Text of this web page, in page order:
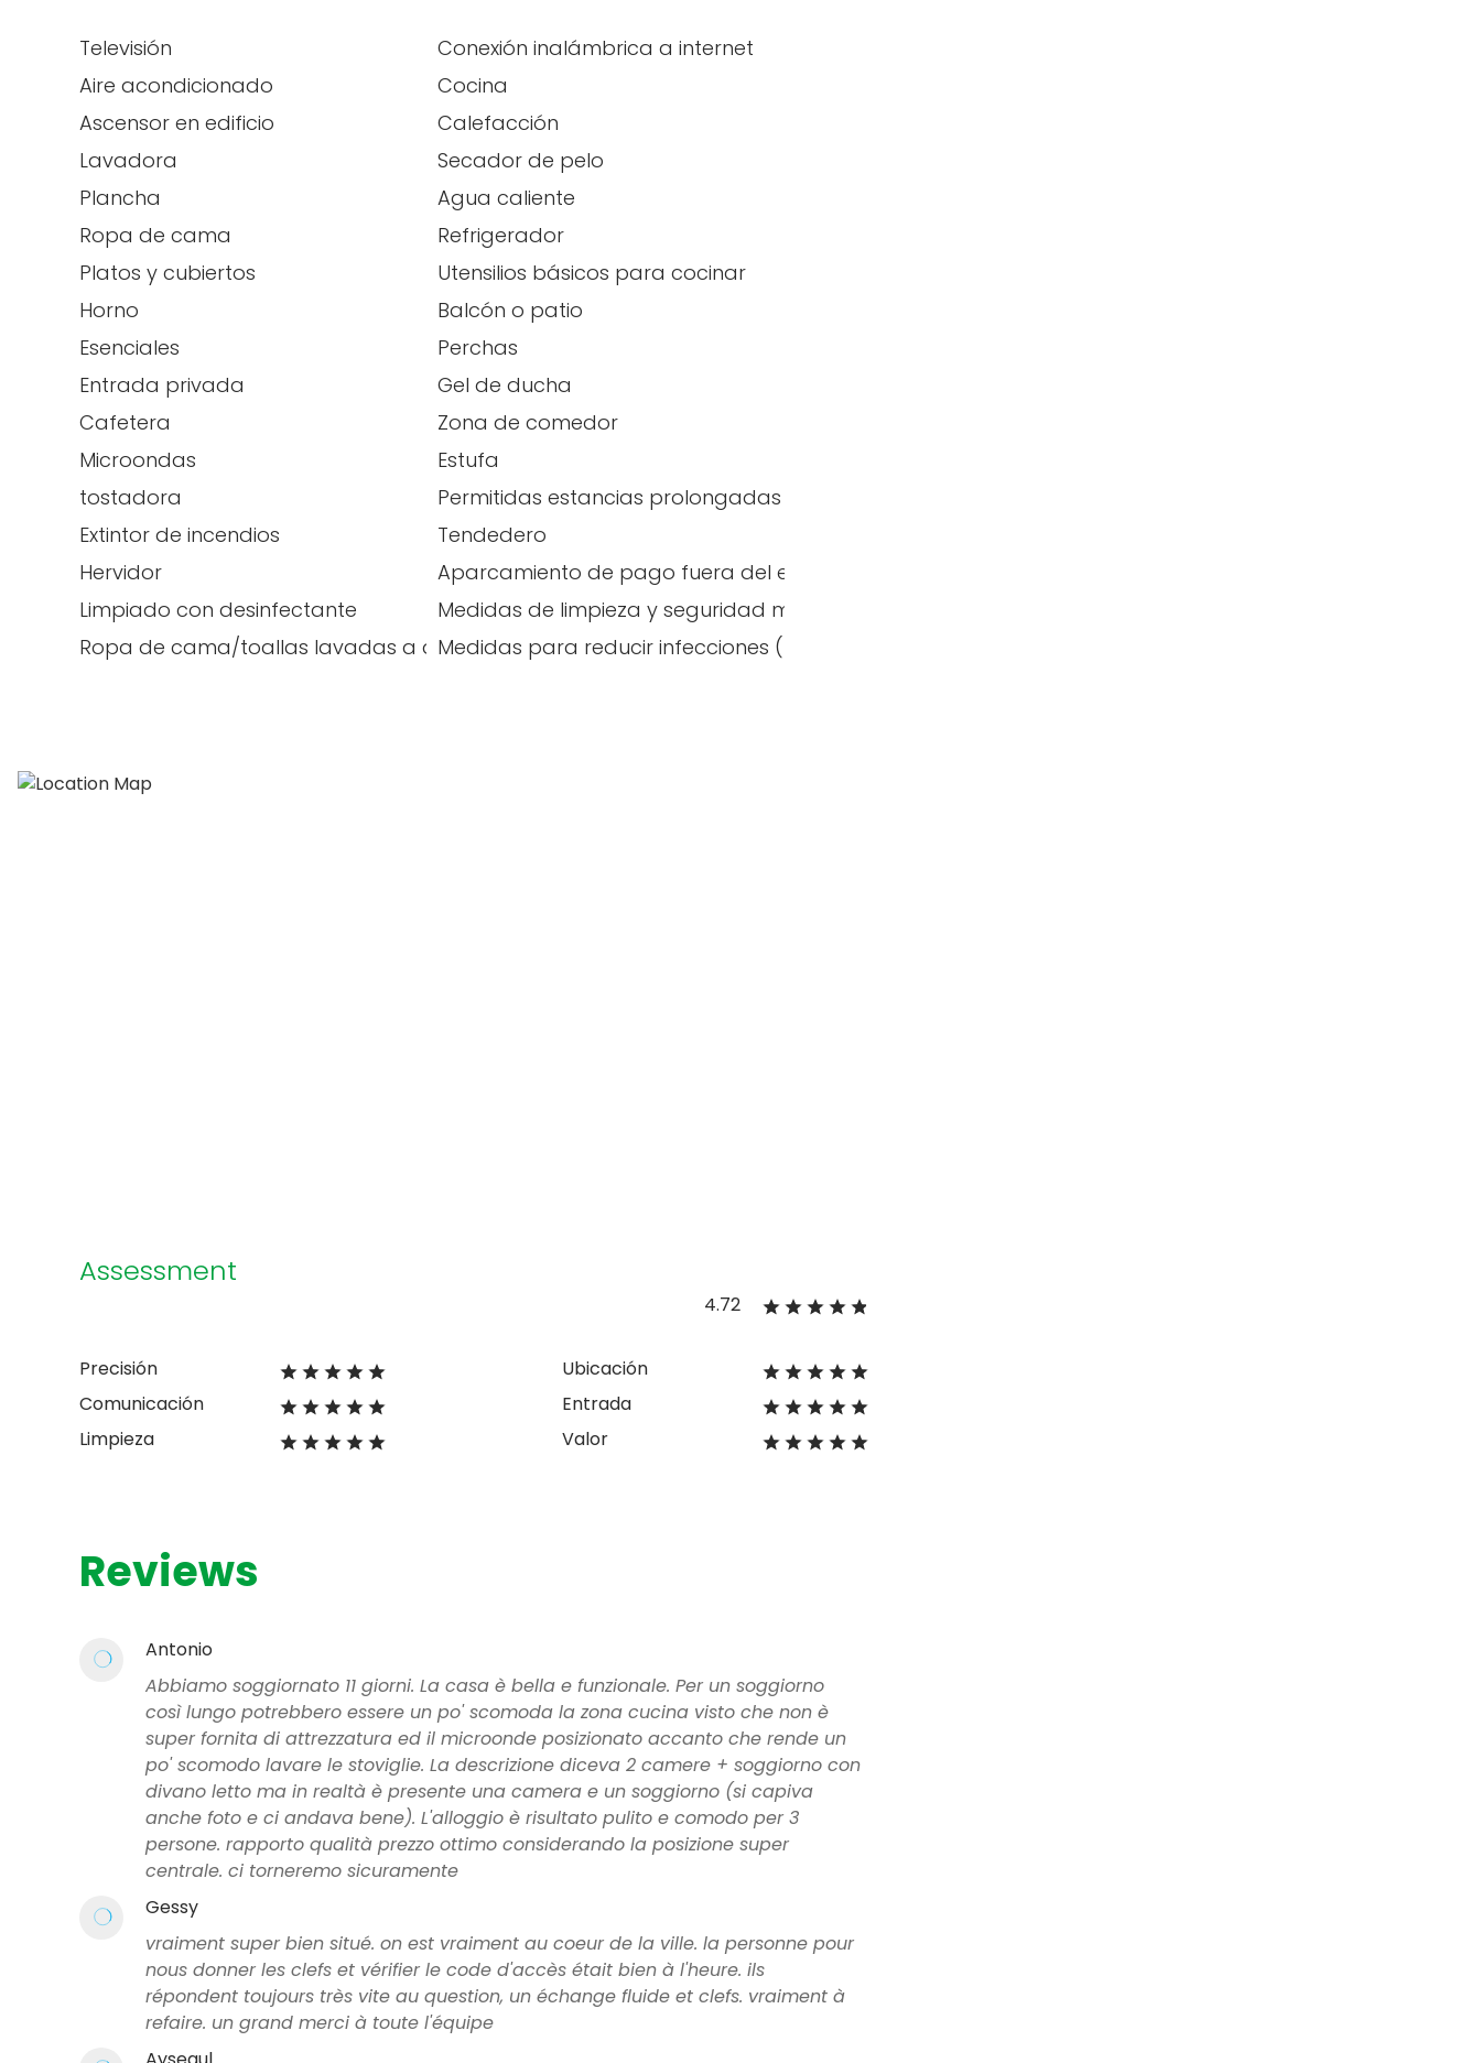
Televisión
Conexión inalámbrica a internet
Aire acondicionado
Cocina
Ascensor en edificio
Calefacción
Lavadora
Secador de pelo
Plancha
Agua caliente
Ropa de cama
Refrigerador
Platos y cubiertos
Utensilios básicos para cocinar
Horno
Balcón o patio
Esenciales
Perchas
Entrada privada
Gel de ducha
Cafetera
Zona de comedor
Microondas
Estufa
tostadora
Permitidas estancias prolongadas
Extintor de incendios
Tendedero
Hervidor
Aparcamiento de pago fuera del establecimiento
Limpiado con desinfectante
Medidas de limpieza y seguridad mejoradas
Ropa de cama/toallas lavadas a alta temperaturaMedidas para reducir infecciones (España)
Assessment
4.72
Precisión
Comunicación
Limpieza
Ubicación
Entrada
Valor
Reviews
Antonio
Abbiamo soggiornato 11 giorni. La casa è bella e funzionale. Per un soggiorno
così lungo potrebbero essere un po' scomoda la zona cucina visto che non è
super fornita di attrezzatura ed il microonde posizionato accanto che rende un
po' scomodo lavare le stoviglie. La descrizione diceva 2 camere + soggiorno con
divano letto ma in realtà è presente una camera e un soggiorno (si capiva
anche foto e ci andava bene). L'alloggio è risultato pulito e comodo per 3
persone. rapporto qualità prezzo ottimo considerando la posizione super
centrale. ci torneremo sicuramente
Gessy
vraiment super bien situé. on est vraiment au coeur de la ville. la personne pour
nous donner les clefs et vérifier le code d'accès était bien à l'heure. ils
répondent toujours très vite au question, un échange fluide et clefs. vraiment à
refaire. un grand merci à toute l'équipe